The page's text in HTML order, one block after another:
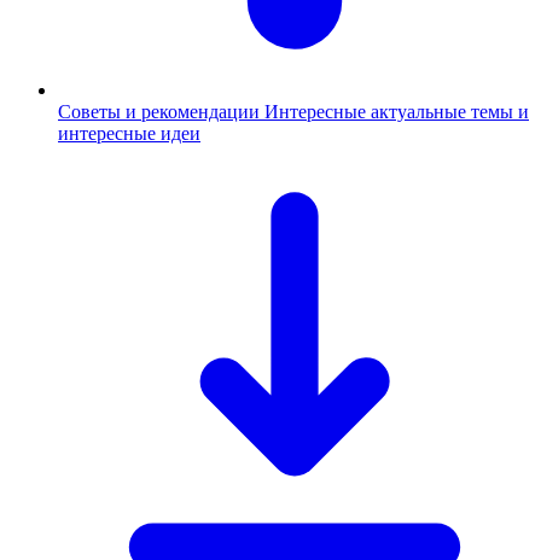
Советы и рекомендации Интересные актуальные темы и
интересные идеи